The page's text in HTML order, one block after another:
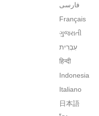
فارسی
Français
ગુજરાતી
हिन्दी
Indonesia
Italiano
日本語